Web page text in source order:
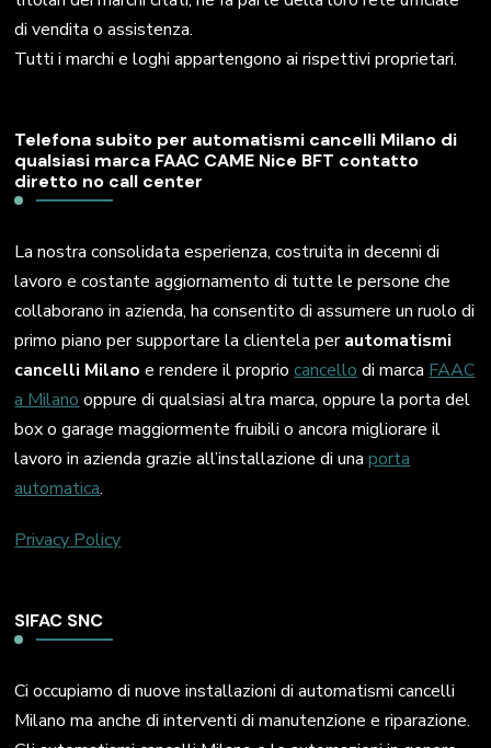
di vendita o assistenza.
Tutti i marchi e loghi appartengono ai rispettivi proprietari.
Telefona subito per automatismi cancelli Milano di
qualsiasi marca FAAC CAME Nice BFT contatto
diretto no call center
La nostra consolidata esperienza, costruita in decenni di
lavoro e costante aggiornamento di tutte le persone che
collaborano in azienda, ha consentito di assumere un ruolo di
primo piano per supportare la clientela perautomatismi
cancelli Milano e rendere il propriocancello di marca FAAC
a Milano oppure di qualsiasi altra marca, oppure la porta del
box o garage maggiormente fruibili o ancora migliorare il
lavoro in azienda grazie all’installazione di unaporta
automatica.
Privacy Policy
SIFAC SNC
Ci occupiamo di nuove installazioni di automatismi cancelli
Milano ma anche di interventi di manutenzione e riparazione.